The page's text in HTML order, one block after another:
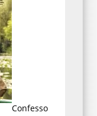
Confesso